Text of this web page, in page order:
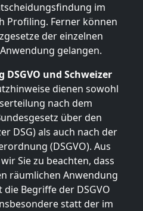
im
Profiling. Ferner können
der einzelnen
gelangen.
und Schweizer
dienen sowohl
nach dem
über den
DSG) als auch nach der
(DSGVO). Aus
Sie zu beachten, dass
räumlichen Anwendung
Begriffe der DSGVO
statt der im